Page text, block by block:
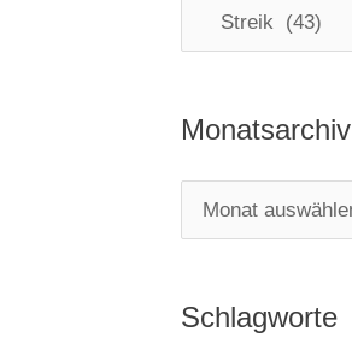
a
e
g
Monatsarchiv
o
a
Schlagworte